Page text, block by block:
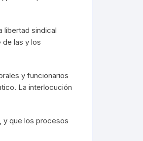
libertad sindical
de las y los
y funcionarios
La interlocución
y que los procesos